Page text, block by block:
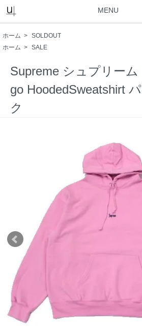
MENU
ホーム > SOLDOUT
ホーム > SALE
Supreme シュプリーム
go HoodedSweatshirt
ク